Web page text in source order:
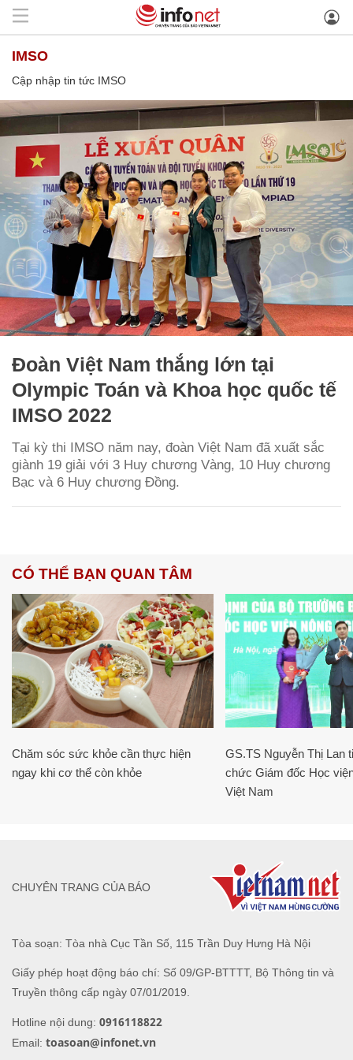
IMSO
Cập nhập tin tức IMSO
Đoàn Việt Nam thắng lớn tại
Olympic Toán và Khoa học quốc tế
IMSO 2022
Tại kỳ thi IMSO năm nay, đoàn Việt Nam đã xuất sắc
giành 19 giải với 3 Huy chương Vàng, 10 Huy chương
Bạc và 6 Huy chương Đồng.
CÓ THỂ BẠN QUAN TÂM
Chăm sóc sức khỏe cần thực hiện
ngay khi cơ thể còn khỏe
GS.TS Nguyễn Thị Lan
chức Giám đốc Học
Việt Nam
Tòa soạn: Tòa nhà Cục Tần Số, 115 Trần Duy Hưng Hà Nội
Giấy phép hoạt động báo chí: Số 09/GP-BTTTT, Bộ Thông tin và
Truyền thông cấp ngày 07/01/2019.
Hotline nội dung: 0916118822
Email: toasoan@infonet.vn
CHUYÊN TRANG CỦA BÁO